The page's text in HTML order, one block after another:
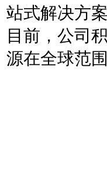
站式解决方
目前，公司
源在全球范